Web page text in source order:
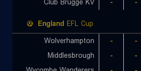
Club Brugge KV
- -
England EFL Cup
Wolverhampton
- -
Middlesbrough
- -